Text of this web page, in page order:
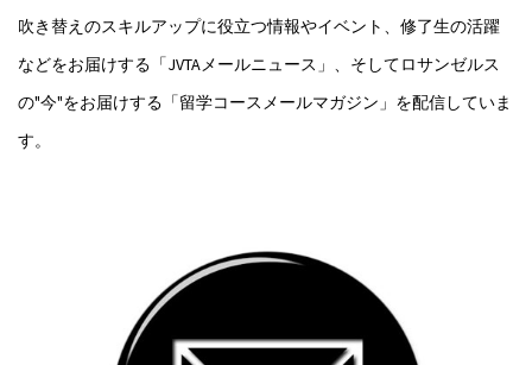
吹き替えのスキルアップに役立つ情報やイベント、修了生の活躍
などをお届けする「JVTAメールニュース」、そしてロサンゼルス
の"今"をお届けする「留学コースメールマガジン」を配信していま
す。